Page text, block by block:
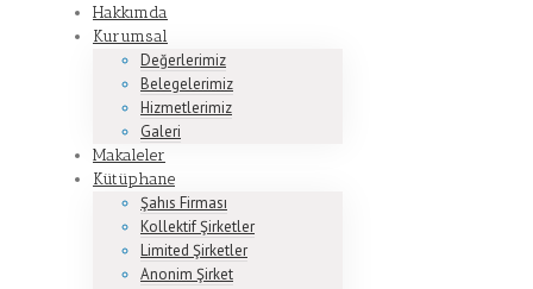
Hakkımda
Kurumsal
Değerlerimiz
Belegelerimiz
Hizmetlerimiz
Galeri
Makaleler
Kütüphane
Şahıs Firması
Kollektif Şirketler
Limited Şirketler
Anonim Şirket